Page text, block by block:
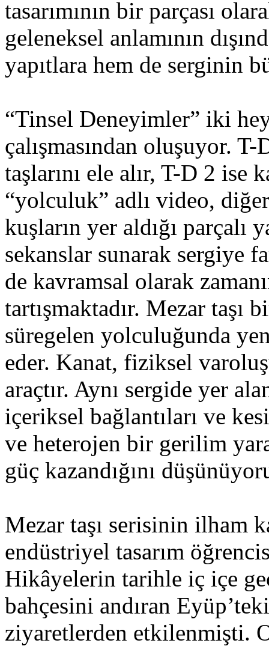
tasarımının bir parçası
geleneksel anlamının
yapıtlara hem de serginin
“Tinsel Deneyimler” iki
çalışmasından oluşuyor.
taşlarını ele alır, T-D 2 ise
“yolculuk” adlı video,
kuşların yer aldığı parçalı
sekanslar sunarak sergiye
de kavramsal olarak
tartışmaktadır. Mezar taşı
süregelen yolculuğunda
eder. Kanat, fiziksel
araçtır. Aynı sergide yer
içeriksel bağlantıları ve
ve heterojen bir gerilim
güç kazandığını
Mezar taşı serisinin ilham
endüstriyel tasarım
Hikâyelerin tarihle iç içe
bahçesini andıran
ziyaretlerden etkilenmişti.